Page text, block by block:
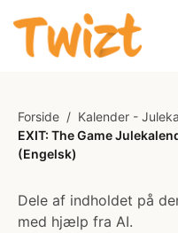
Forside / Kalender -
EXIT: The Game
(Engelsk)
Dele af indholdet på
med hjælp fra AI.